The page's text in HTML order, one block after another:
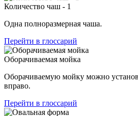
Количество чаш - 1
Одна полноразмерная чаша.
Перейти в глоссарий
Оборачиваемая мойка
Оборачиваемую мойку можно
вправо.
Перейти в глоссарий